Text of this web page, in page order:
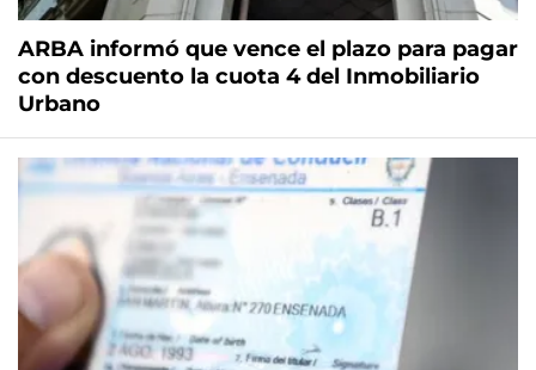
ARBA informó que vence el plazo para pagar
con descuento la cuota 4 del Inmobiliario
Urbano